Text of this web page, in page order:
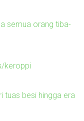
semua orang tiba-
keroppi
tuas besi hingga era